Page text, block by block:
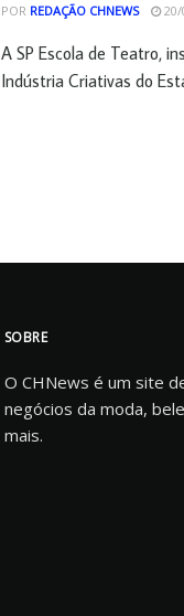
POR REDAÇÃO CHNEWS 20/
A SP Escola de Teatro,
Indústria Criativas do
SOBRE
O CHNews é um site
negócios da moda,
mais.